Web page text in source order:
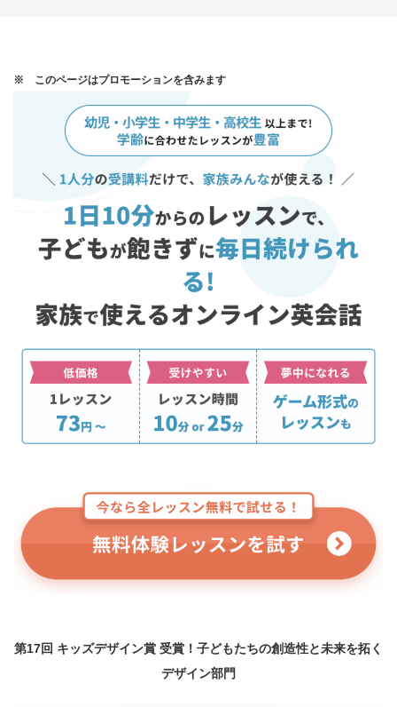
※ このページはプロモーションを含みます
第17回 キッズデザイン賞 受賞！子どもたちの創造性と未来を拓く
デザイン部門